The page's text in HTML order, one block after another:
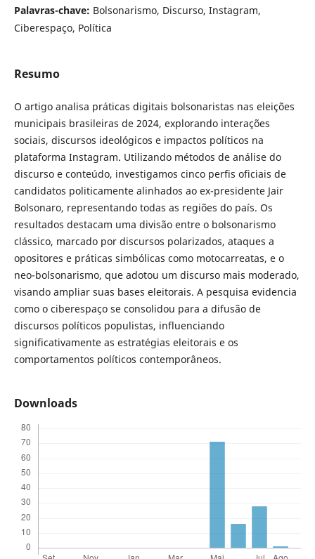
Palavras-chave: Bolsonarismo, Discurso, Instagram,
Ciberespaço, Política
Resumo
O artigo analisa práticas digitais bolsonaristas nas eleições
municipais brasileiras de 2024, explorando interações
sociais, discursos ideológicos e impactos políticos na
plataforma Instagram. Utilizando métodos de análise do
discurso e conteúdo, investigamos cinco perfis oficiais de
candidatos politicamente alinhados ao ex-presidente Jair
Bolsonaro, representando todas as regiões do país. Os
resultados destacam uma divisão entre o bolsonarismo
clássico, marcado por discursos polarizados, ataques a
opositores e práticas simbólicas como motocarreatas, e o
neo-bolsonarismo, que adotou um discurso mais moderado,
visando ampliar suas bases eleitorais. A pesquisa evidencia
como o ciberespaço se consolidou para a difusão de
discursos políticos populistas, influenciando
significativamente as estratégias eleitorais e os
comportamentos políticos contemporâneos.
Downloads